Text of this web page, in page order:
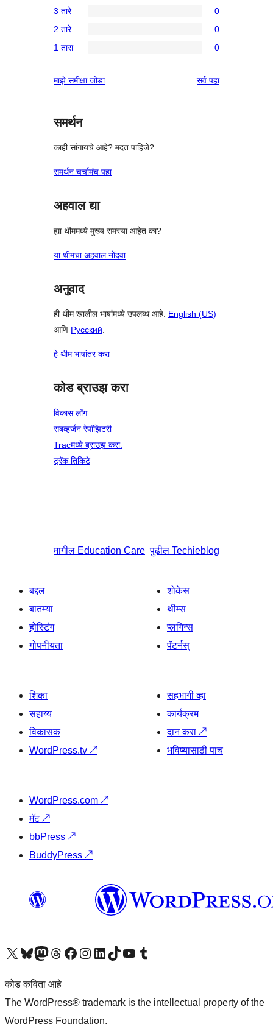
तारांकित
परीक्षणे
4-
तारांकित
पुनरावलोकन
3-
तारांकित
3 तारे 0
2-
परीक्षणे
2 तारे 0
तारांकित
1 तारा 0
माझे समीक्षा जोडा सर्वपुनरावलोकने
पहा
समर्थन
काही सांगायचे आहे? मदत पाहिजे?
समर्थन चर्चामंच पहा
अहवाल द्या
ह्या थीममध्ये मुख्य समस्या आहेत का?
या थीमचा अहवाल नोंदवा
अनुवाद
ही थीम खालील भाषांमध्ये उपलब्ध आहे: English (US)
आणि Русский.
हे थीम भाषांतर करा
कोड ब्राउझ करा
विकास लॉग
सबव्हर्जन रेपॉझिटरी
Tracमध्ये ब्राउझ करा.
ट्रॅक तिकिटे
मागील Education Care पुढील Techieblog
बद्दल
बातम्या
होस्टिंग
गोपनीयता
शोकेस
थीम्स
प्लगिन्स
पॅटर्नस्
शिका
सहाय्य
विकासक
WordPress.tv ↗
सहभागी व्हा
कार्यक्रम
दान करा ↗
भविष्यासाठी पाच
WordPress.com ↗
मॅट↗
bbPress ↗
BuddyPress ↗
आमच्या X (एक्स) (पूर्वीचे ट्विटर) खात्याला भेट द्या आमच्या ब्लूस्की खात्याला भेट द्या.आमच्या Mastodon खात्याला भेट द्या.आमच्या थ्रेड्स खात्याला भेट द्या. आमच्या फेसबुक पेजला भेट द्या आमच्या इंस्टाग्राम खात्याला भेट द्या आमच्या लिंक्डइन खात्याला भेट द्या आमच्या टिकटॉक अकाउंटला भेट द्या.आमच्या यूट्यूब चॅनेलला भेट द्या आमच्या टंबलर खात्याला भेट द्या.
कोड कविता आहे
The WordPress® trademark is the intellectual property of the
WordPress Foundation.